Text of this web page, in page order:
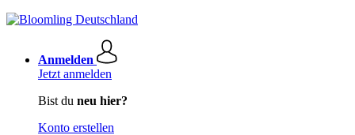
Anmelden
Jetzt anmelden
Bist du neu hier?
Konto erstellen